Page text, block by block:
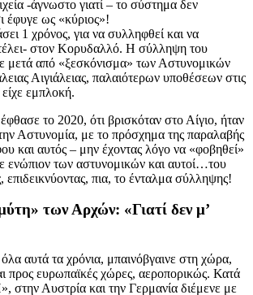
-άγνωστο γιατί – το σύστημα δεν
έφυγε ως «κύριος»!
1 χρόνος, για να συλληφθεί και να
στον Κορυδαλλό. Η σύλληψη του
μετά από «ξεσκόνισμα» των Αστυνομικών
Αιγιάλειας, παλαιότερων υποθέσεων στις
εμπλοκή.
το 2020, ότι βρισκόταν στο Αίγιο, ήταν
Αστυνομία, με το πρόσχημα της παραλαβής
και αυτός – μην έχοντας λόγο να «φοβηθεί»
ενώπιον των αστυνομικών και αυτοί…του
επιδεικνύοντας, πια, το ένταλμα σύλληψης!
των Αρχών: «Γιατί δεν μ’
αυτά τα χρόνια, μπαινόβγαινε στη χώρα,
προς ευρωπαϊκές χώρες, αεροπορικώς. Κατά
στην Αυστρία και την Γερμανία διέμενε με